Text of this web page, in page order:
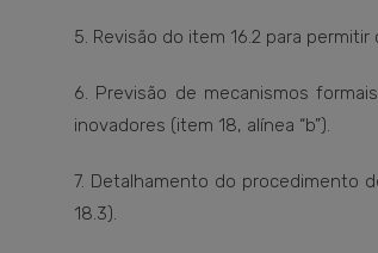
5. Revisão do item 16.2 para
6. Previsão de mecanismos
inovadores (item 18, alínea “b”).
7. Detalhamento do procedimento
18.3).